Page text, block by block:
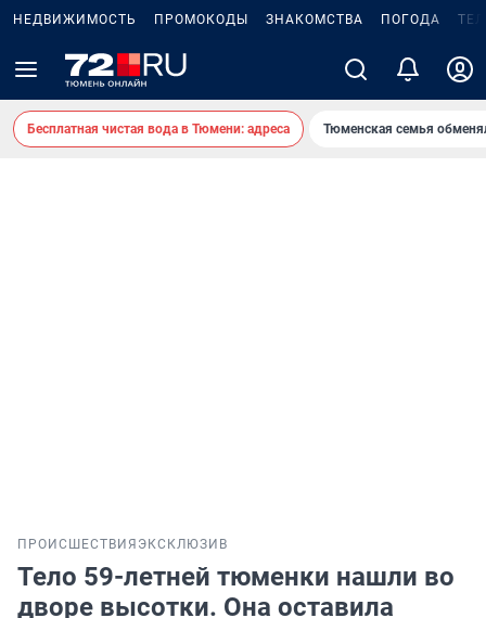
НЕДВИЖИМОСТЬ ПРОМОКОДЫ ЗНАКОМСТВА ПОГОДА
Бесплатная чистая вода в Тюмени: адреса Тюменская семья
ПРОИСШЕСТВИЯ ЭКСКЛЮЗИВ
Тело 59-летней тюменки нашли во
дворе высотки. Она оставила